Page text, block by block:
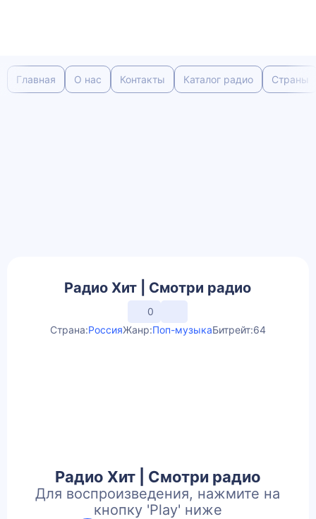
Главная О нас Контакты Каталог радио Страны
Радио Хит | Смотри радио
0
Страна:РоссияЖанр:Поп-музыкаБитрейт:64
Радио Хит | Смотри радио
Для воспроизведения, нажмите на
кнопку 'Play' ниже